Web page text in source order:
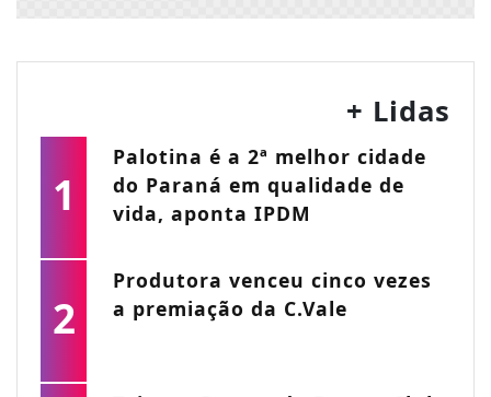
+ Lidas
1
Palotina é a 2ª melhor cidade
do Paraná em qualidade de
vida, aponta IPDM
2
Produtora venceu cinco vezes
a premiação da C.Vale